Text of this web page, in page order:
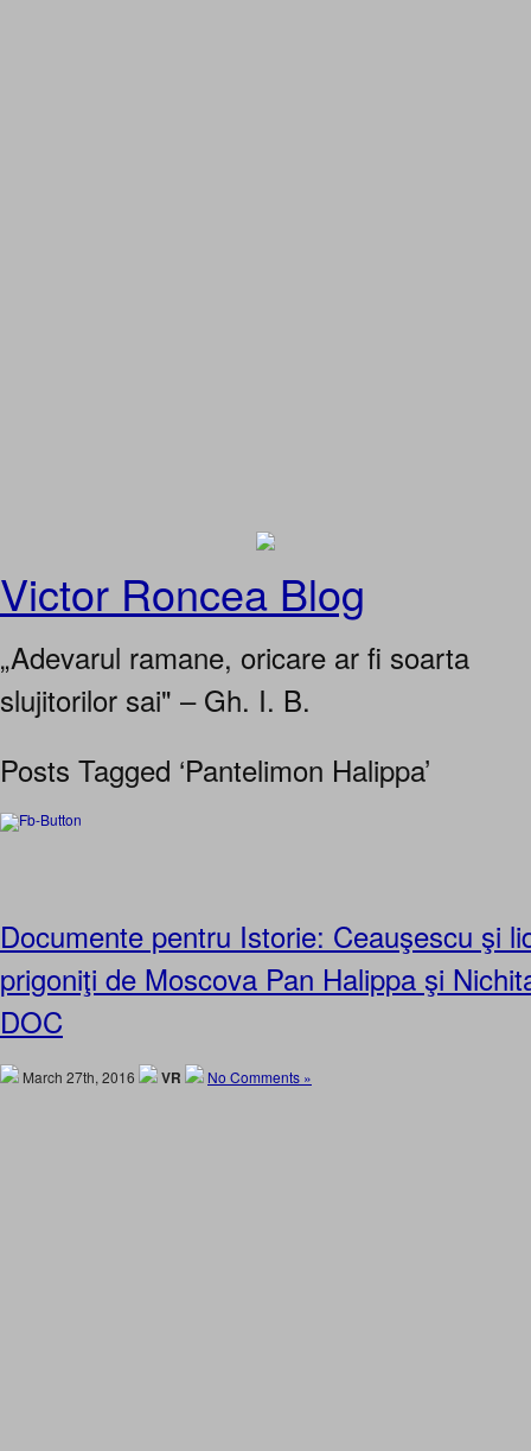
Victor Roncea Blog
„Adevarul ramane, oricare ar fi soarta
slujitorilor sai" – Gh. I. B.
Posts Tagged ‘Pantelimon Halippa’
Documente pentru Istorie: Ceauşescu şi
prigoniţi de Moscova Pan Halippa şi
DOC
March 27th, 2016 VR No Comments »